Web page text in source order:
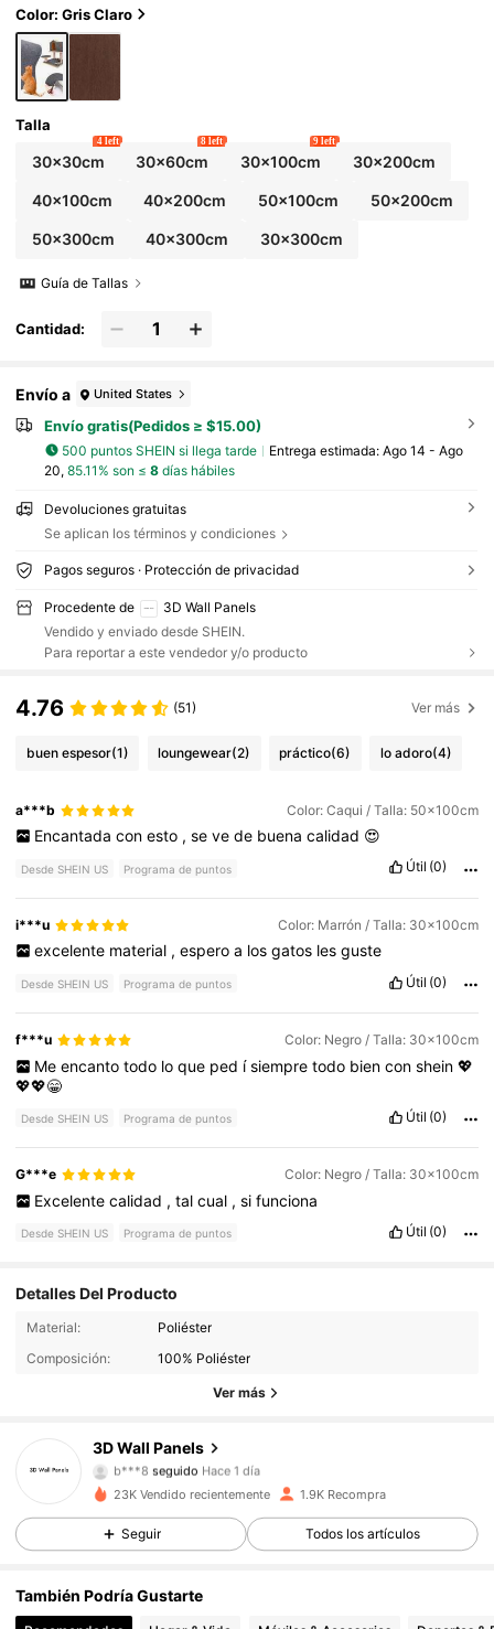
atos recortada sin residuos, Autoadhesiva, Jugu
ete interactivo para gatos
Color: Gris Claro
Talla
30x30cm
4 left
30x60cm
8 left
30x100cm
9 left
30x200cm
40x100cm 40x200cm 50x100cm 50x200cm
50x300cm 40x300cm 30x300cm
Guía de Tallas
Cantidad:
Envío a United States
Envío gratis(Pedidos ≥ $15.00)
500 puntos SHEIN si llega tarde Entrega estimada: Ago 14 - Ago
20, 85.11% son ≤ 8días hábiles
Devoluciones gratuitas
Se aplican los términos y condiciones
Pagos seguros · Protección de privacidad
Procedente de
3D Wall Panels
Vendido y enviado desde SHEIN.
Para reportar a este vendedor y/o producto
4.76 (51) Ver más
buen espesor(1) loungewear(2) práctico(6) lo adoro(4)
a***b Color: Caqui / Talla: 50x100cm
Encantada con esto , se ve de buena calidad 😍
Desde SHEIN US Programa de puntos Útil (0)
i***u Color: Marrón / Talla: 30x100cm
excelente material , espero a los gatos les guste
Desde SHEIN US Programa de puntos Útil (0)
f***u Color: Negro / Talla: 30x100cm
Me encanto todo lo que ped ísiempre todo bien con shein 💖
💖💖😁
Desde SHEIN US Programa de puntos Útil (0)
G***e Color: Negro / Talla: 30x100cm
Excelente calidad , tal cual , si funciona
Desde SHEIN US Programa de puntos Útil (0)
Detalles Del Producto
Material:
Poliéster
Composición:
100% Poliéster
Ver más
3D Wall Panels
538 Seguidores
b***8 seguido Hace 1 día
4.91
538 Seguidores
4.91 538 Seguidores
4.91 538 Seguidores
23K Vendido recientemente 1.9K Recompra
Seguir Todos los artículos
También Podría Gustarte